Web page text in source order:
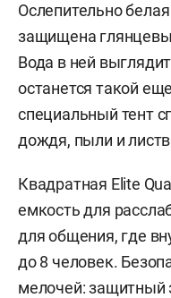
Ослепительно
защищена
Вода в ней
останется такой
специальный тент
дождя, пыли и
Квадратная Elite
емкость для
для общения, где
до 8 человек.
мелочей: защитный